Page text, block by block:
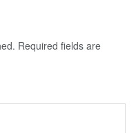
Required fields are